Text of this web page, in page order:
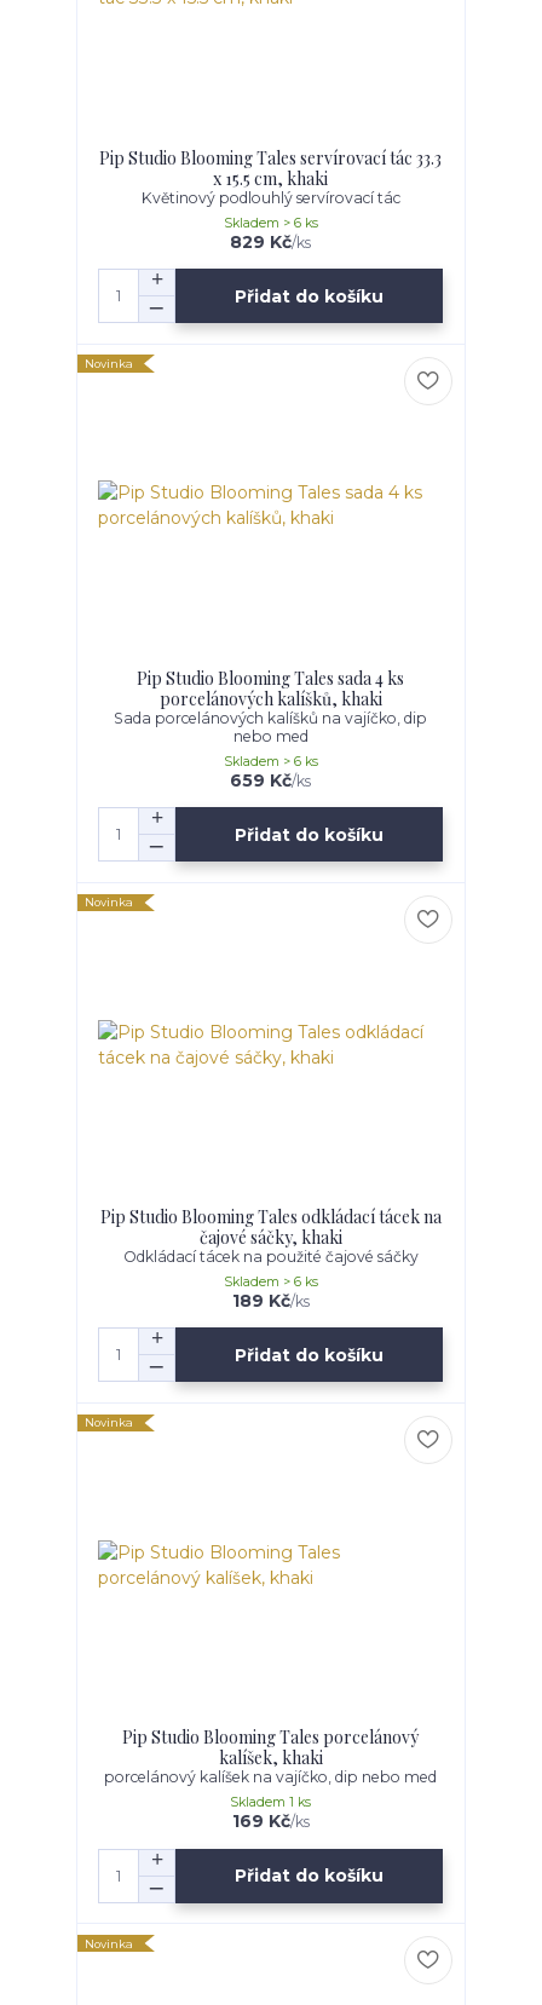
Pip Studio Blooming Tales servírovací tác 33.3
x 15.5 cm, khaki
Květinový podlouhlý servírovací tác
829 Kč/ks
Skladem > 6 ks
Přidat do košíku
Novinka
Pip Studio Blooming Tales sada 4 ks
porcelánových kalíšků, khaki
Sada porcelánových kalíšků na vajíčko, dip
nebo med
659 Kč/ks
Skladem > 6 ks
Přidat do košíku
Novinka
Pip Studio Blooming Tales odkládací tácek na
čajové sáčky, khaki
Odkládací tácek na použité čajové sáčky
189 Kč/ks
Skladem > 6 ks
Přidat do košíku
Novinka
Pip Studio Blooming Tales porcelánový
kalíšek, khaki
porcelánový kalíšek na vajíčko, dip nebo med
169 Kč/ks
Skladem 1 ks
Přidat do košíku
Novinka